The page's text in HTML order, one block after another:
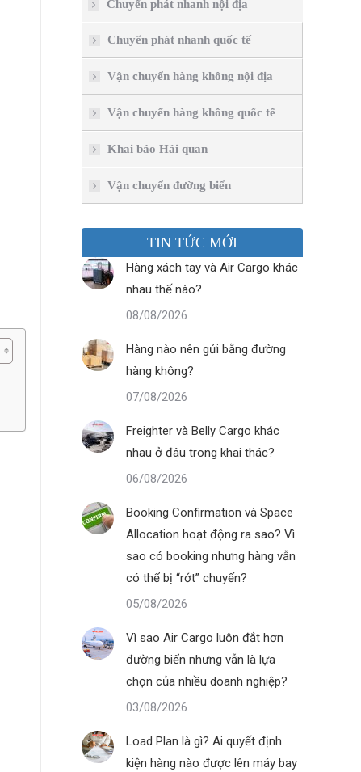
Chuyển phát nhanh nội địa
Chuyển phát nhanh quốc tế
Vận chuyển hàng không nội địa
Vận chuyển hàng không quốc tế
Khai báo Hải quan
Vận chuyển đường biển
TIN TỨC MỚI
Hàng xách tay và Air Cargo khác
nhau thế nào?
08/08/2026
Hàng nào nên gửi bằng đường
hàng không?
07/08/2026
Freighter và Belly Cargo khác
nhau ở đâu trong khai thác?
06/08/2026
Booking Confirmation và Space
Allocation hoạt động ra sao? Vì
sao có booking nhưng hàng vẫn
có thể bị “rớt” chuyến?
05/08/2026
Vì sao Air Cargo luôn đắt hơn
đường biển nhưng vẫn là lựa
chọn của nhiều doanh nghiệp?
03/08/2026
Load Plan là gì? Ai quyết định
kiện hàng nào được lên máy bay